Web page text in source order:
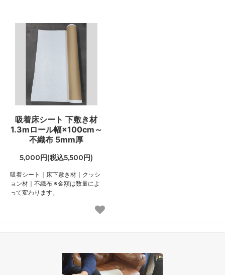
吸着床シート 下敷き材
1.3mロール幅×100cm～
不織布 5mm厚
5,000円(税込5,500円)
吸着シート｜床下敷き材｜クッシ
ョン材｜不織布 ※金額は数量によ
って変わります。